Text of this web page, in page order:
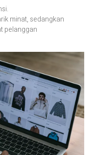
minat, sedangkan
pelanggan